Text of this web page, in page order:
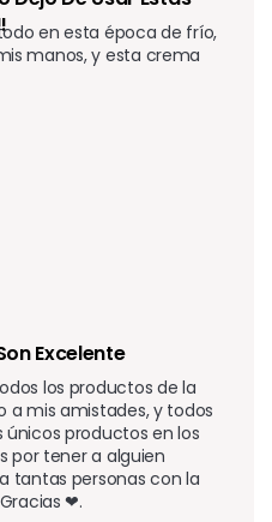
en esta época de frío,
manos, y esta crema
Excelente
los productos de la
a mis amistades, y todos
productos en los
por tener a alguien
tantas personas con la
❤.